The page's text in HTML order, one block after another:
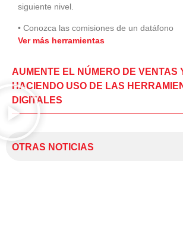
siguiente nivel.
• Conozca las comisiones de un datáfono
Ver más herramientas
AUMENTE EL NÚMERO DE VENTAS
HACIENDO USO DE LAS
DIGITALES
OTRAS NOTICIAS